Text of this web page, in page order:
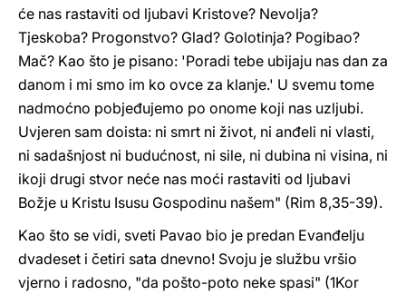
će nas rastaviti od ljubavi Kristove? Nevolja?
Tjeskoba? Progonstvo? Glad? Golotinja? Pogibao?
Mač? Kao što je pisano: 'Poradi tebe ubijaju nas dan za
danom i mi smo im ko ovce za klanje.' U svemu tome
nadmoćno pobjeđujemo po onome koji nas uzljubi.
Uvjeren sam doista: ni smrt ni život, ni anđeli ni vlasti,
ni sadašnjost ni budućnost, ni sile, ni dubina ni visina, ni
ikoji drugi stvor neće nas moći rastaviti od ljubavi
Božje u Kristu Isusu Gospodinu našem" (Rim 8,35-39).
Kao što se vidi, sveti Pavao bio je predan Evanđelju
dvadeset i četiri sata dnevno! Svoju je službu vršio
vjerno i radosno, "da pošto-poto neke spasi" (1Kor